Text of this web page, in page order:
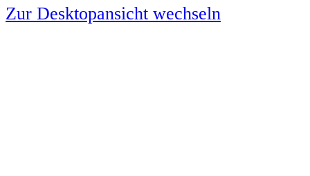
Zur Desktopansicht wechseln